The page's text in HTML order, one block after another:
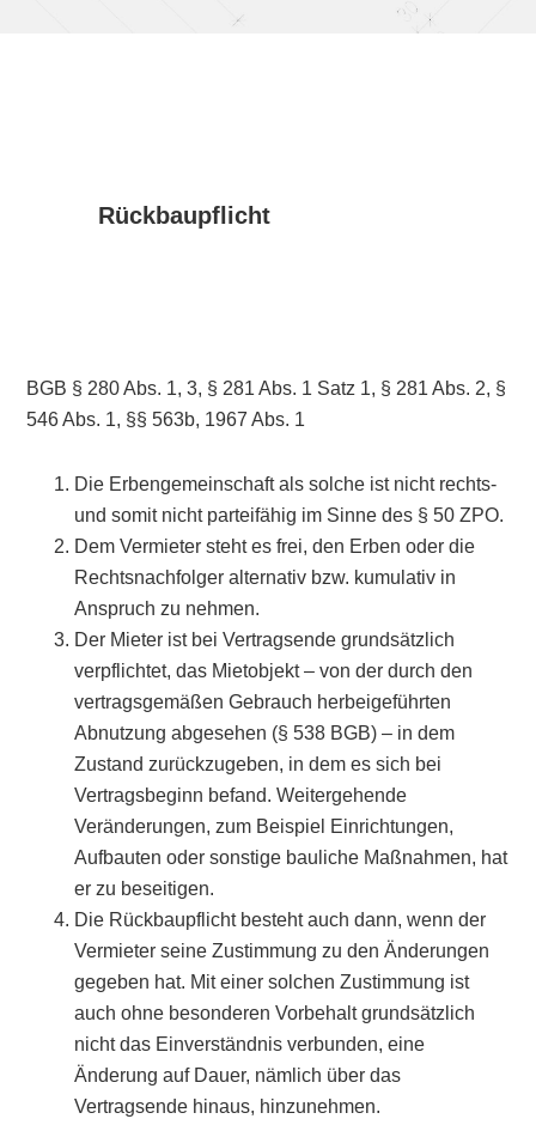
Rückbaupflicht
BGB § 280 Abs. 1, 3, § 281 Abs. 1 Satz 1, § 281 Abs. 2, §
546 Abs. 1, §§ 563b, 1967 Abs. 1
Die Erbengemeinschaft als solche ist nicht rechts-
und somit nicht parteifähig im Sinne des § 50 ZPO.
Dem Vermieter steht es frei, den Erben oder die
Rechtsnachfolger alternativ bzw. kumulativ in
Anspruch zu nehmen.
Der Mieter ist bei Vertragsende grundsätzlich
verpflichtet, das Mietobjekt – von der durch den
vertragsgemäßen Gebrauch herbeigeführten
Abnutzung abgesehen (§ 538 BGB) – in dem
Zustand zurückzugeben, in dem es sich bei
Vertragsbeginn befand. Weitergehende
Veränderungen, zum Beispiel Einrichtungen,
Aufbauten oder sonstige bauliche Maßnahmen, hat
er zu beseitigen.
Die Rückbaupflicht besteht auch dann, wenn der
Vermieter seine Zustimmung zu den Änderungen
gegeben hat. Mit einer solchen Zustimmung ist
auch ohne besonderen Vorbehalt grundsätzlich
nicht das Einverständnis verbunden, eine
Änderung auf Dauer, nämlich über das
Vertragsende hinaus, hinzunehmen.